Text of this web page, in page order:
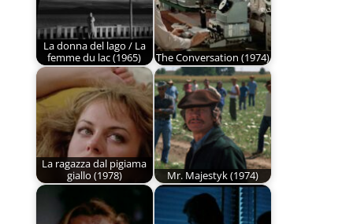
La donna del lago / La
femme du lac (1965)
The Conversation (1974)
La ragazza dal pigiama
giallo (1978)
Mr. Majestyk (1974)